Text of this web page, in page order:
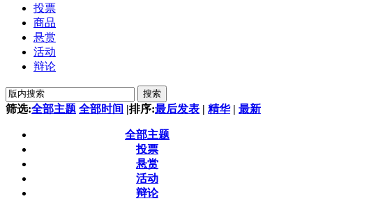
投票
商品
悬赏
活动
辩论
搜索
筛选:全部主题 全部时间 |排序:最后发表 | 精华 | 最新
全部主题
投票
悬赏
活动
辩论